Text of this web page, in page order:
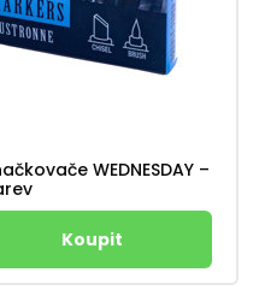
WEDNESDAY –